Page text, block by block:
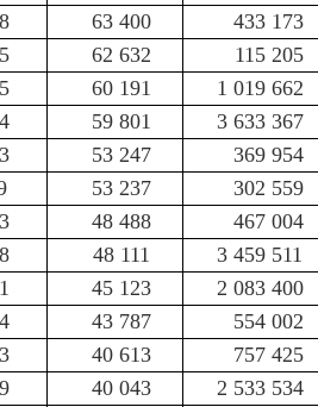
63 400
433 173
5 62 632
115 205
60 191
1 019 662
59 801
3 633 367
53 247
369 954
53 237
302 559
48 488
467 004
48 111
3 459 511
45 123
2 083 400
43 787
554 002
40 613
757 425
40 043
2 533 534